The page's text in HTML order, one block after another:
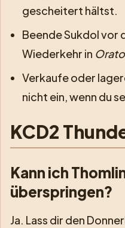
gescheitert hältst.
Beende Sukdol vor
Wiederkehr in
Verkaufe oder
nicht ein, wenn du
KCD2
Kann ich
überspringen?
Ja. Lass dir den